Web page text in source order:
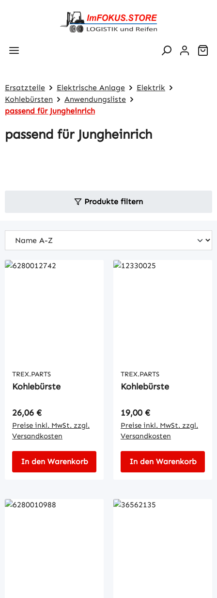
Zum Hauptinhalt springen
Ersatzteile Elektrische Anlage
Elektrik
Kohlebürsten
Anwendungsliste
passend für Jungheinrich
passend für Jungheinrich
Produkte filtern
TREX.PARTS
Kohlebürste
Regulärer Preis:
26,06 €
Preise inkl. MwSt. zzgl.
Versandkosten
In den Warenkorb
TREX.PARTS
Kohlebürste
Regulärer Preis:
19,00 €
Preise inkl. MwSt. zzgl.
Versandkosten
In den Warenkorb